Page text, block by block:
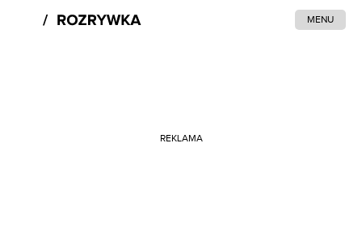
MENU
REKLAMA